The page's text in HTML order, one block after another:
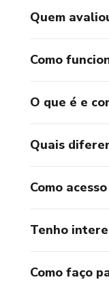
Quem
Como
O que é e
Quais
Como
Tenho
Como faço